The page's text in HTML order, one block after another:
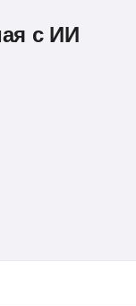
с ИИ